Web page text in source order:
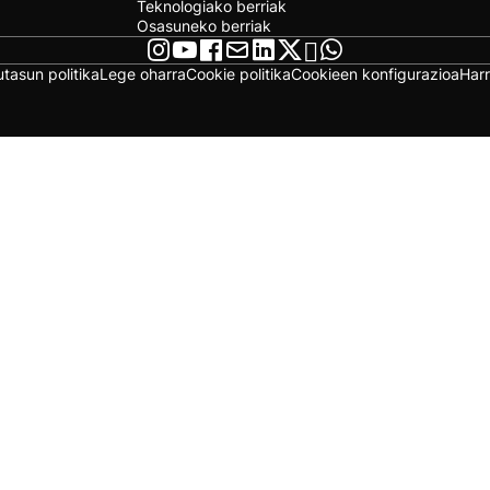
Teknologiako berriak
Osasuneko berriak
politikaLege oharraCookie politikaCookieen konfigurazioa